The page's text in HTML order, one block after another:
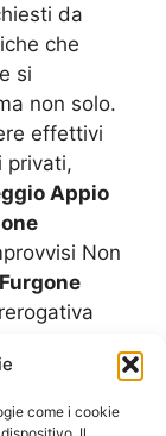
come i cookie
da
che
si
non solo.
effettivi
privati,
Appio
Non
Furgone
che
e
proprie